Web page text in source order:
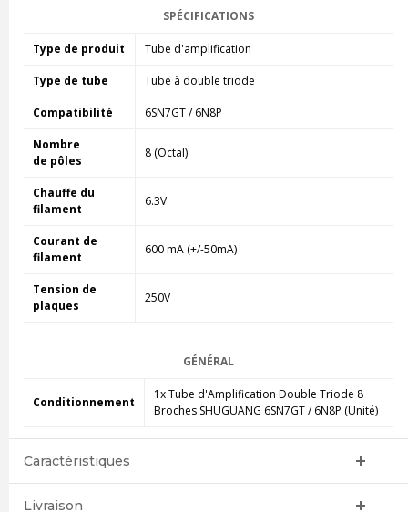
SPÉCIFICATIONS
Type de produit Tube d'amplification
Type de tube Tube à double triode
Compatibilité 6SN7GT / 6N8P
Nombre
de pôles
8 (Octal)
Chauffe du
filament
6.3V
Courant de
filament
600 mA (+/-50mA)
Tension de
plaques
250V
GÉNÉRAL
Conditionnement
1x Tube d'Amplification Double Triode 8
Broches SHUGUANG 6SN7GT / 6N8P (Unité)
Caractéristiques
Livraison